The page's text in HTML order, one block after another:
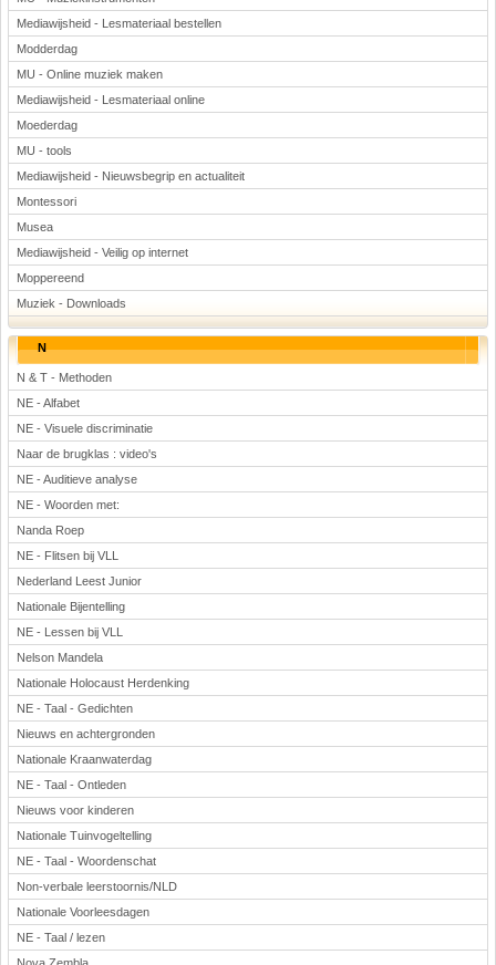
Mediawijsheid - Lesmateriaal bestellen
Modderdag
MU - Online muziek maken
Mediawijsheid - Lesmateriaal online
Moederdag
MU - tools
Mediawijsheid - Nieuwsbegrip en actualiteit
Montessori
Musea
Mediawijsheid - Veilig op internet
Moppereend
Muziek - Downloads
N
N & T - Methoden
NE - Alfabet
NE - Visuele discriminatie
Naar de brugklas : video's
NE - Auditieve analyse
NE - Woorden met:
Nanda Roep
NE - Flitsen bij VLL
Nederland Leest Junior
Nationale Bijentelling
NE - Lessen bij VLL
Nelson Mandela
Nationale Holocaust Herdenking
NE - Taal - Gedichten
Nieuws en achtergronden
Nationale Kraanwaterdag
NE - Taal - Ontleden
Nieuws voor kinderen
Nationale Tuinvogeltelling
NE - Taal - Woordenschat
Non-verbale leerstoornis/NLD
Nationale Voorleesdagen
NE - Taal / lezen